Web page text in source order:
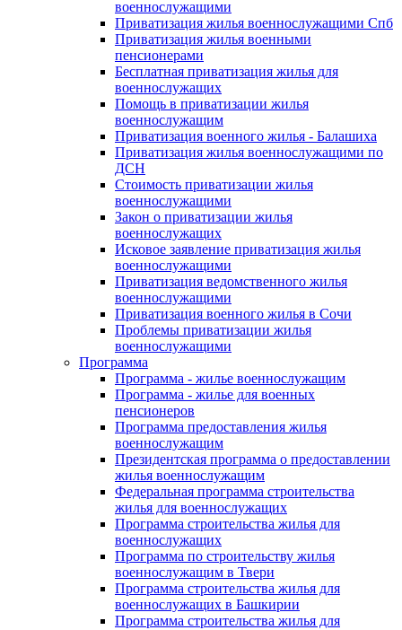
военнослужащими
Приватизация жилья военнослужащими Спб
Приватизация жилья военными
пенсионерами
Бесплатная приватизация жилья для
военнослужащих
Помощь в приватизации жилья
военнослужащим
Приватизация военного жилья - Балашиха
Приватизация жилья военнослужащими по
ДСН
Стоимость приватизации жилья
военнослужащими
Закон о приватизации жилья
военнослужащих
Исковое заявление приватизация жилья
военнослужащими
Приватизация ведомственного жилья
военнослужащими
Приватизация военного жилья в Сочи
Проблемы приватизации жилья
военнослужащими
Программа
Программа - жилье военнослужащим
Программа - жилье для военных
пенсионеров
Программа предоставления жилья
военнослужащим
Президентская программа о предоставлении
жилья военнослужащим
Федеральная программа строительства
жилья для военнослужащих
Программа строительства жилья для
военнослужащих
Программа по строительству жилья
военнослужащим в Твери
Программа строительства жилья для
военнослужащих в Башкирии
Программа строительства жилья для